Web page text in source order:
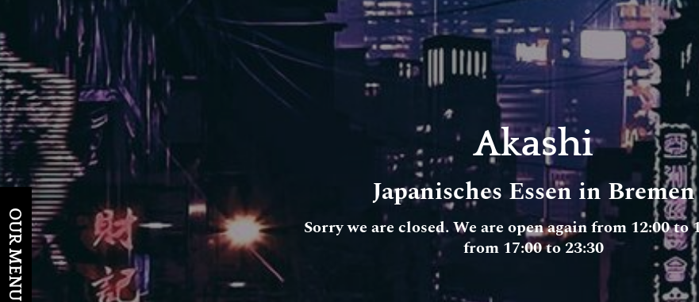
Akashi
Japanisches Essen in Bremen
Sorry we are closed. We are open again from 12:00 to
from 17:00 to 23:30
OUR MENU